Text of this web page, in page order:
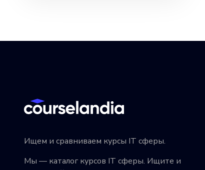
Ищем и сравниваем курсы IT сферы.
Мы — каталог курсов IT сферы. Ищите и